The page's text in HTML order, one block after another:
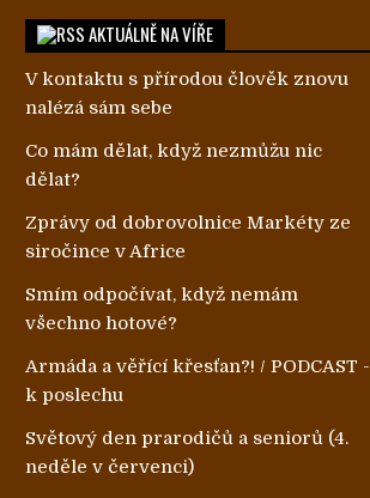
AKTUÁLNĚ NA VÍŘE
V kontaktu s přírodou člověk znovu
nalézá sám sebe
Co mám dělat, když nezmůžu nic
dělat?
Zprávy od dobrovolnice Markéty ze
siročince v Africe
Smím odpočívat, když nemám
všechno hotové?
Armáda a věřící křesťan?! / PODCAST -
k poslechu
Světový den prarodičů a seniorů (4.
neděle v červenci)